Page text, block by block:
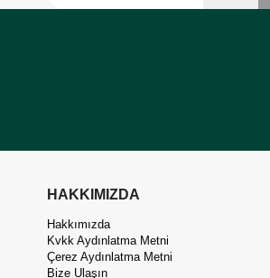
HAKKIMIZDA
Hakkımızda
Kvkk Aydınlatma Metni
Çerez Aydınlatma Metni
Bize Ulaşın